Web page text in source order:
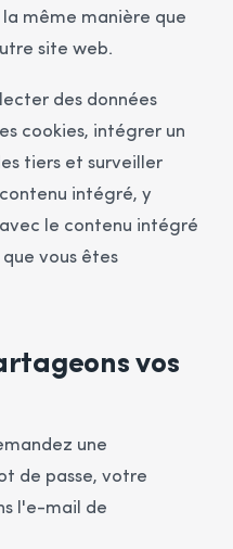
même manière que
site web.
des données
cookies, intégrer un
tiers et surveiller
intégré, y
le contenu intégré
vous êtes
vos
une
de passe, votre
l'e-mail de